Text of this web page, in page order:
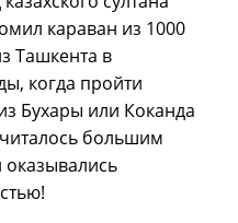
караван из 1000
Ташкента в
когда пройти
Бухары или Коканда
большим
оказывались